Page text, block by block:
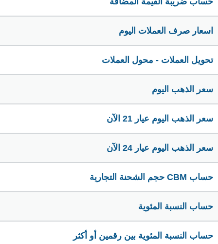
اسعار صرف العملات اليوم
تحويل العملات - محول العملات
سعر الذهب اليوم
سعر الذهب اليوم عيار 21 الآن
سعر الذهب اليوم عيار 24 الآن
حساب CBM حجم الشحنة التجارية
حساب النسبة المئوية
حساب النسبة المئوية بين رقمين أو أكثر